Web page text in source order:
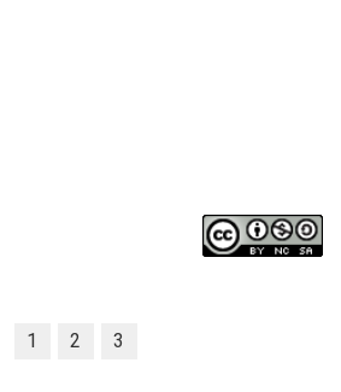
1 2 3